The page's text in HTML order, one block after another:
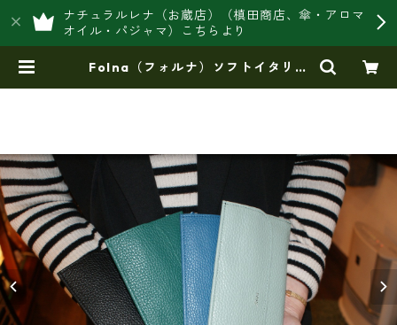
ナチュラルレナ（お蔵店）（槙田商店、傘・アロマ
オイル・パジャマ）こちらより
Folna（フォルナ）ソフトイタリア